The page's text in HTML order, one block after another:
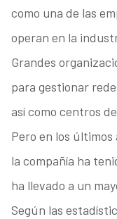
como una de las
operan en la
Grandes
para gestionar
así como centros
Pero en los últimos
la compañía ha
ha llevado a un
Según las